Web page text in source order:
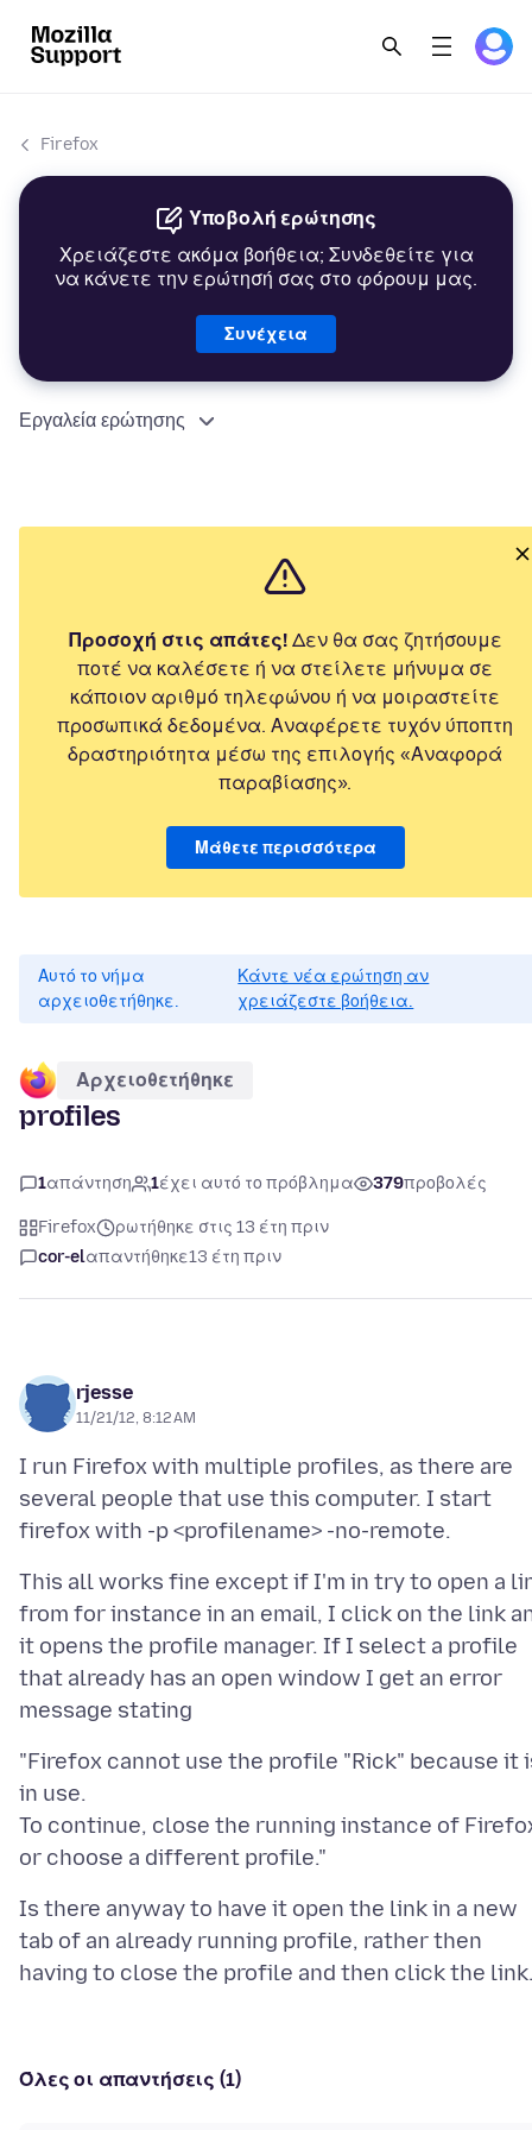
Firefox
Υποβολή ερώτησης
Χρειάζεστε ακόμα βοήθεια; Συνδεθείτε για
να κάνετε την ερώτησή σας στο φόρουμ μας.
Συνέχεια
Εργαλεία ερώτησης
Προσοχή στις απάτες!Δεν θα σας ζητήσουμε
ποτέ να καλέσετε ή να στείλετε μήνυμα σε
κάποιον αριθμό τηλεφώνου ή να μοιραστείτε
προσωπικά δεδομένα. Αναφέρετε τυχόν ύποπτη
δραστηριότητα μέσω της επιλογής «Αναφορά
παραβίασης».
Μάθετε περισσότερα
Αυτό το νήμα
αρχειοθετήθηκε.
Κάντε νέα ερώτηση αν
χρειάζεστε βοήθεια.
Αρχειοθετήθηκε
profiles
1απάντηση 1έχει αυτό το πρόβλημα 379προβολές
Firefox
ρωτήθηκε στις 13 έτη πριν
cor-elαπαντήθηκε13 έτη πριν
rjesse
11/21/12, 8:12 AM
I run Firefox with multiple profiles, as there are
several people that use this computer. I start
This all works fine except if I'm in try to open a
from for instance in an email, I click on the link
it opens the profile manager. If I select a profile
that already has an open window I get an error
"Firefox cannot use the profile "Rick" because it
in use.
To continue, close the running instance of
Is there anyway to have it open the link in a new
tab of an already running profile, rather then
Όλες οι απαντήσεις (1)